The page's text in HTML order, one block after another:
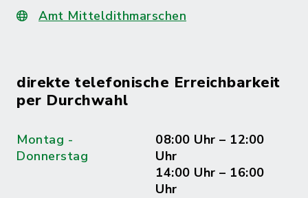
Amt Mitteldithmarschen
direkte telefonische Erreichbarkeit
per Durchwahl
Montag -
Donnerstag
08:00 Uhr – 12:00
Uhr
14:00 Uhr – 16:00
Uhr